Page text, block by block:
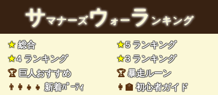
サマナーズウォーランキング
★総合 ★5 ランキング
★4 ランキング ★3 ランキング
🏆巨人おすすめ 🏆暴走ルーン
👨‍👩‍👧‍👧新着ﾊﾟｰﾃｨ 👩‍🏫初心者ガイド